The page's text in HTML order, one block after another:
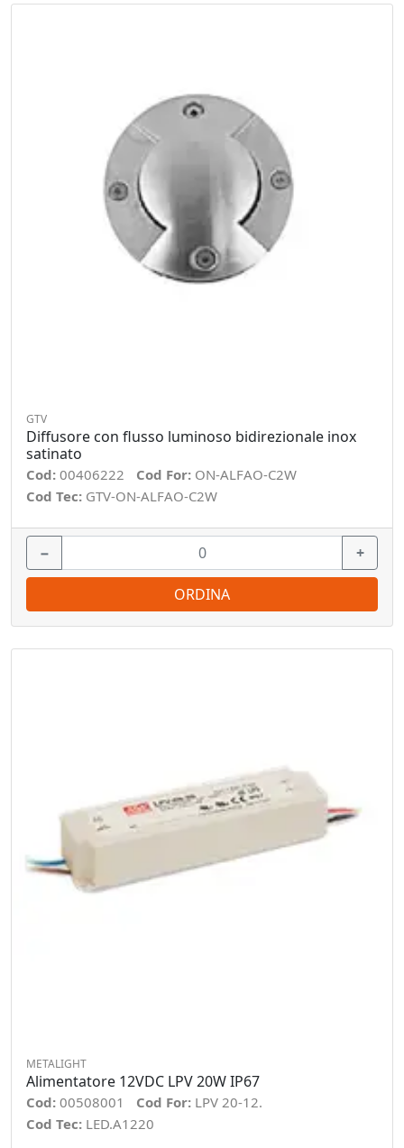
GTV
Diffusore con flusso luminoso bidirezionale inox
satinato
Cod: 00406222 Cod For: ON-ALFAO-C2W
Cod Tec: GTV-ON-ALFAO-C2W
− +
ORDINA
METALIGHT
Alimentatore 12VDC LPV 20W IP67
Cod: 00508001 Cod For: LPV 20-12.
Cod Tec: LED.A1220